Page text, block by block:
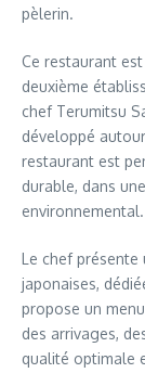
pèlerin.
Ce restaurant
deuxième
chef Terumitsu
développé
restaurant est
durable, dans
environnemental.
Le chef présente
japonaises,
propose un
des arrivages,
qualité optimale